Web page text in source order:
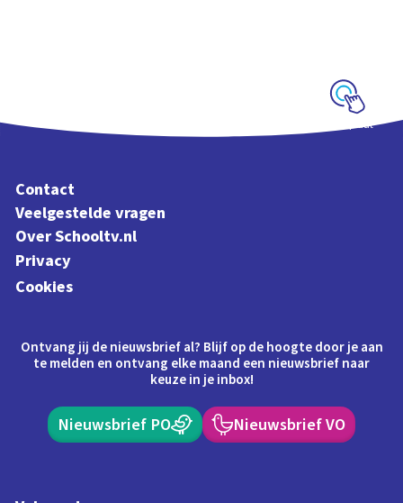
Schoolplaat
Contact
Veelgestelde vragen
Over Schooltv.nl
Privacy
Cookies
Ontvang jij de nieuwsbrief al? Blijf op de hoogte door je aan
te melden en ontvang elke maand een nieuwsbrief naar
keuze in je inbox!
Nieuwsbrief PO Nieuwsbrief VO